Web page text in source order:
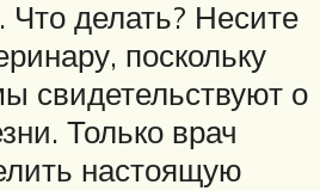
Что делать? Несите
поскольку
свидетельствуют о
Только врач
настоящую